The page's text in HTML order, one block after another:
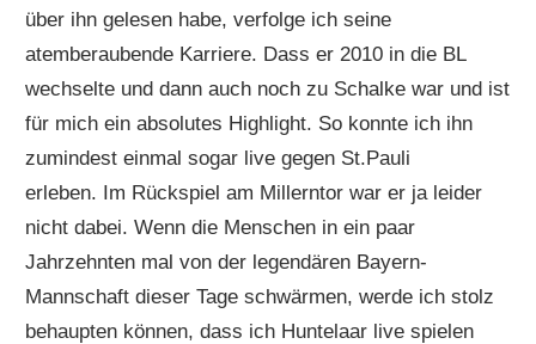
über ihn gelesen habe, verfolge ich seine
atemberaubende Karriere. Dass er 2010 in die BL
wechselte und dann auch noch zu Schalke war und ist
für mich ein absolutes Highlight. So konnte ich ihn
zumindest einmal sogar live gegen St.Pauli
erleben. Im Rückspiel am Millerntor war er ja leider
nicht dabei. Wenn die Menschen in ein paar
Jahrzehnten mal von der legendären Bayern-
Mannschaft dieser Tage schwärmen, werde ich stolz
behaupten können, dass ich Huntelaar live spielen